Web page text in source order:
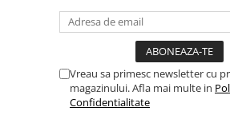
Vreau sa primesc newsletter cu
magazinului. Afla mai multe in
Confidentialitate